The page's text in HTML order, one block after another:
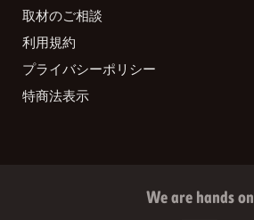
取材のご相談
利用規約
プライバシーポリシー
特商法表示
We are hands on